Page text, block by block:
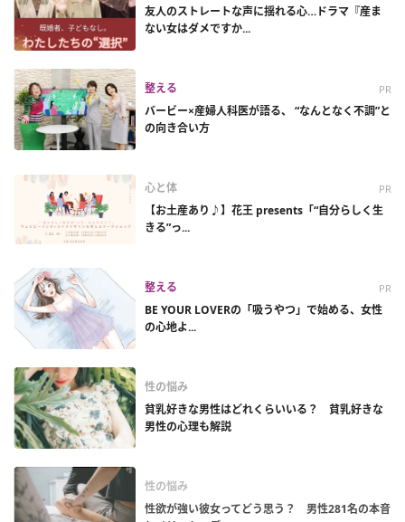
友人のストレートな声に揺れる心…ドラマ『産ま
ない女はダメですか...
整える PR
バービー×産婦人科医が語る、 “なんとなく不調”と
の向き合い方
心と体 PR
【お土産あり♪】花王 presents「“自分らしく生
きる”っ...
整える PR
BE YOUR LOVERの「吸うやつ」で始める、女性
の心地よ...
性の悩み
貧乳好きな男性はどれくらいいる？ 貧乳好きな
男性の心理も解説
性の悩み
性欲が強い彼女ってどう思う？ 男性281名の本音